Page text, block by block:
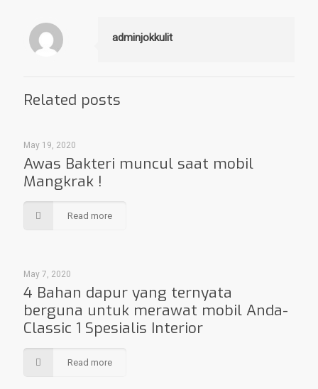
adminjokkulit
Related posts
May 19, 2020
Awas Bakteri muncul saat mobil
Mangkrak !
Read more
May 7, 2020
4 Bahan dapur yang ternyata
berguna untuk merawat mobil Anda-
Classic 1 Spesialis Interior
Read more